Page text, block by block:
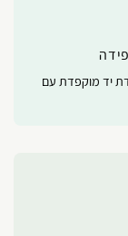
יד מוקפדת עם